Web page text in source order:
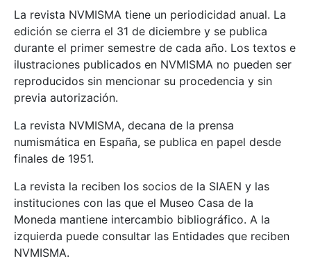
La revista NVMISMA tiene un periodicidad anual. La
edición se cierra el 31 de diciembre y se publica
durante el primer semestre de cada año. Los textos e
ilustraciones publicados en NVMISMA no pueden ser
reproducidos sin mencionar su procedencia y sin
previa autorización.
La revista NVMISMA, decana de la prensa
numismática en España, se publica en papel desde
finales de 1951.
La revista la reciben los socios de la SIAEN y las
instituciones con las que el Museo Casa de la
Moneda mantiene intercambio bibliográfico. A la
izquierda puede consultar las Entidades que reciben
NVMISMA.